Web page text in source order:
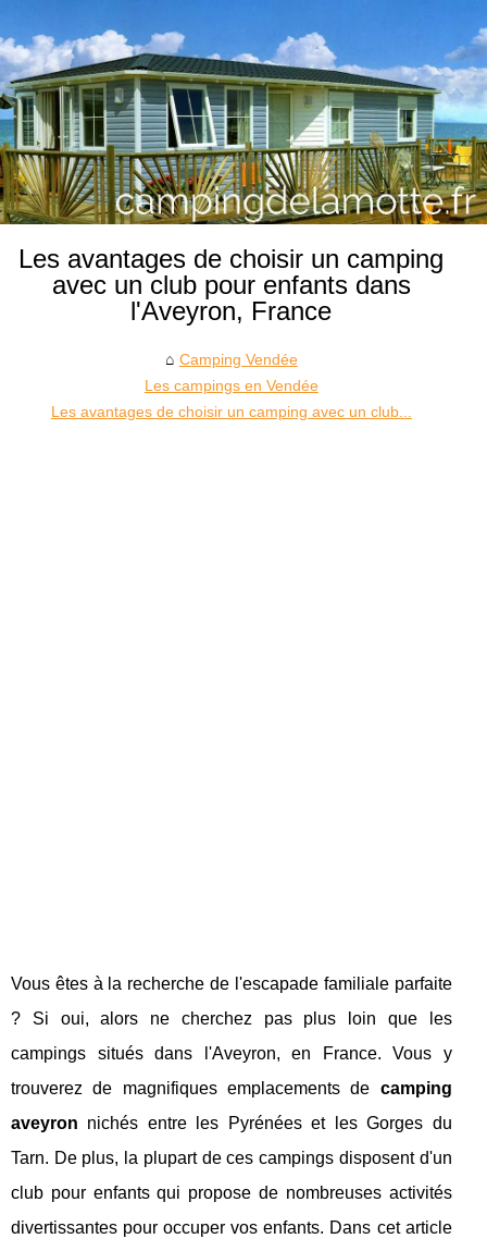
Les avantages de choisir un camping
avec un club pour enfants dans
l'Aveyron, France
Camping Vendée
Les campings en Vendée
Les avantages de choisir un camping avec un club...
Vous êtes à la recherche de l'escapade familiale parfaite
? Si oui, alors ne cherchez pas plus loin que les
campings situés dans l'Aveyron, en France. Vous y
trouverez de magnifiques emplacements de camping
aveyron nichés entre les Pyrénées et les Gorges du
Tarn. De plus, la plupart de ces campings disposent d'un
club pour enfants qui propose de nombreuses activités
divertissantes pour occuper vos enfants. Dans cet article